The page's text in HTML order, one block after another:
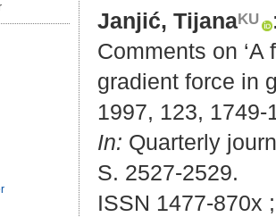
Janjić, Tijana
Comments on
gradient force in
1997, 123, 1749-
In: Quarterly
S. 2527-2529.
ISSN 1477-870x